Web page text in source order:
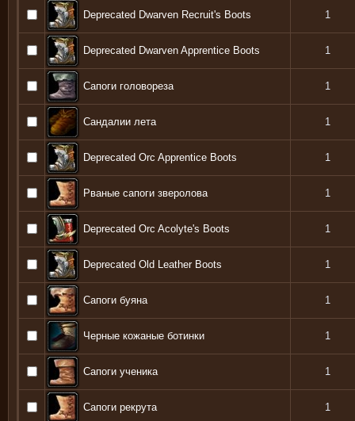
Deprecated Dwarven Recruit's Boots 1
Deprecated Dwarven Apprentice Boots 1
Сапоги головореза 1
Сандалии лета 1
Deprecated Orc Apprentice Boots 1
Рваные сапоги зверолова 1
Deprecated Orc Acolyte's Boots 1
Deprecated Old Leather Boots 1
Сапоги буяна 1
Черные кожаные ботинки 1
Сапоги ученика 1
Сапоги рекрута 1